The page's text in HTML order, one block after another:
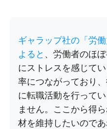
ギャラップ社の「労
よると 、労働者のほ
にストレスを感じて
率につながっており
に転職活動を行って
ません。ここから得
材を維持したいので